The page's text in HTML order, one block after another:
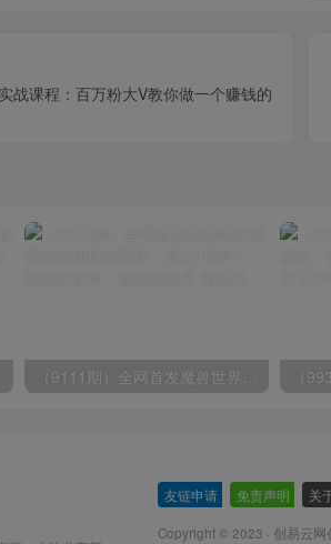
战课程：百万粉大V教你做一个赚钱的
（9111期）全网首发魔兽世界美服全自动打金搬砖，日入1000+，简单好操作，保姆级教学
友链申请 免责声明 关
Copyright © 2023 · 创易云